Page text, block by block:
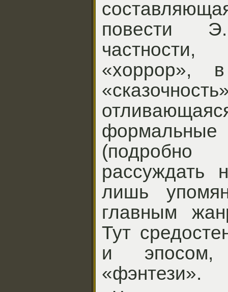
повести
«хоррор»,
рассуждать
лишь
главным
Тут
и эпосом,
«фэнтези».